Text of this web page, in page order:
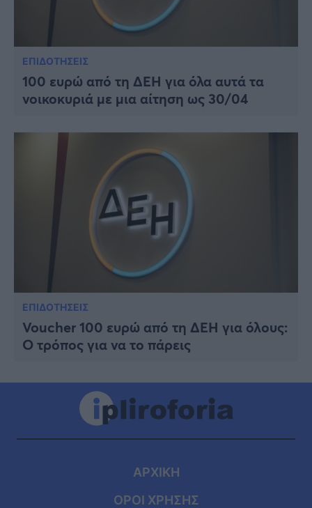
ΕΠΙΔΟΤΗΣΕΙΣ
100 ευρώ από τη ΔΕΗ για όλα αυτά τα
νοικοκυριά με μια αίτηση ως 30/04
ΕΠΙΔΟΤΗΣΕΙΣ
Voucher 100 ευρώ από τη ΔΕΗ για όλους:
Ο τρόπος για να το πάρεις
ΑΡΧΙΚΗ
ΟΡΟΙ ΧΡΗΣΗΣ